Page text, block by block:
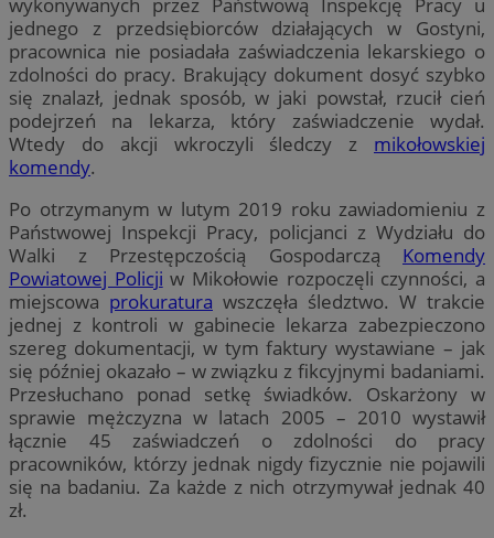
jednego z przedsiębiorców działających w Gostyni,
pracownica nie posiadała zaświadczenia lekarskiego o
zdolności do pracy. Brakujący dokument dosyć szybko
się znalazł, jednak sposób, w jaki powstał, rzucił cień
podejrzeń na lekarza, który zaświadczenie wydał.
Wtedy do akcji wkroczyli śledczy z mikołowskiej
komendy.
Po otrzymanym w lutym 2019 roku zawiadomieniu z
Państwowej Inspekcji Pracy, policjanci z Wydziału do
Walki z Przestępczością Gospodarczą Komendy
Powiatowej Policji w Mikołowie rozpoczęli czynności, a
miejscowa prokuratura wszczęła śledztwo. W trakcie
jednej z kontroli w gabinecie lekarza zabezpieczono
szereg dokumentacji, w tym faktury wystawiane – jak
się później okazało – w związku z fikcyjnymi badaniami.
Przesłuchano ponad setkę świadków. Oskarżony w
sprawie mężczyzna w latach 2005 – 2010 wystawił
łącznie 45 zaświadczeń o zdolności do pracy
pracowników, którzy jednak nigdy fizycznie nie pojawili
się na badaniu. Za każde z nich otrzymywał jednak 40
zł.